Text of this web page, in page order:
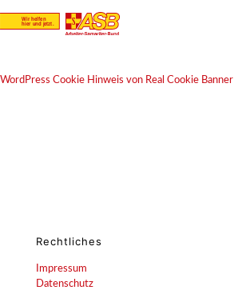
Rechtliches
Impressum
Datenschutz
WordPress Cookie Hinweis von Real Cookie Banner